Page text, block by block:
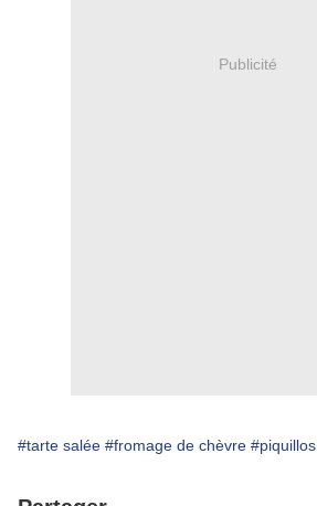
Publicité
#tarte salée #fromage de chèvre #piquillos